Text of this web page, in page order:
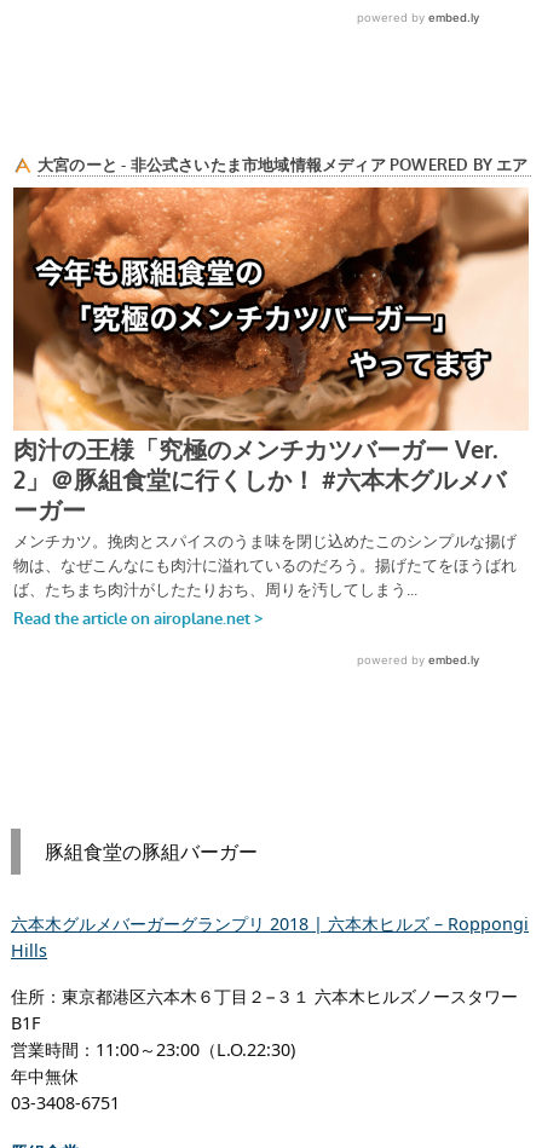
豚組食堂の豚組バーガー
六本木グルメバーガーグランプリ 2018 | 六本木ヒルズ – Roppongi
Hills
住所：東京都港区六本木６丁目２−３１ 六本木ヒルズノースタワー
B1F
営業時間：11:00～23:00（L.O.22:30)
年中無休
03-3408-6751